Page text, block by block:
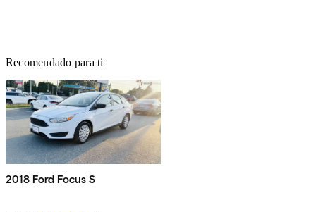
Recomendado para ti
2018 Ford Focus S